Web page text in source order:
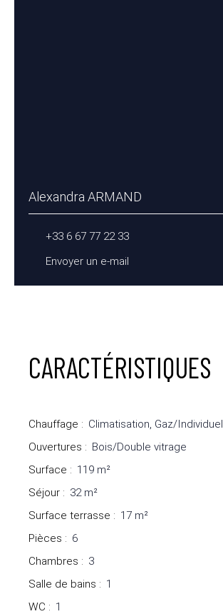
Alexandra ARMAND
+33 6 67 77 22 33
Envoyer un e-mail
CARACTÉRISTIQUES
Chauffage : Climatisation, Gaz/Individuel
Ouvertures : Bois/Double vitrage
Surface : 119 m²
Séjour : 32 m²
Surface terrasse : 17 m²
Pièces : 6
Chambres : 3
Salle de bains : 1
WC : 1